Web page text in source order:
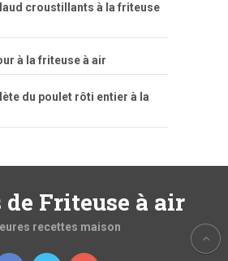
croustillants à la friteuse
à la friteuse à air
du poulet rôti entier à la
de Friteuse à air
recettes maison